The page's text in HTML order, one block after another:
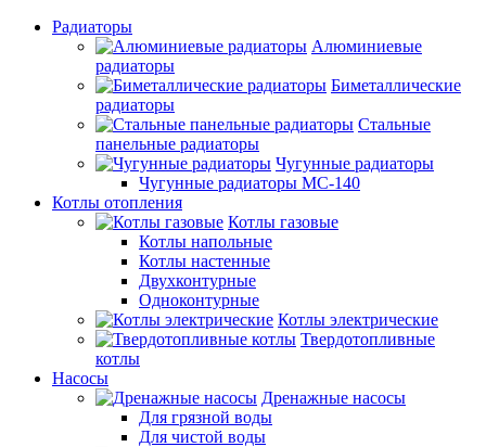
Радиаторы
Алюминиевые
радиаторы
Биметаллические
радиаторы
Стальные
панельные радиаторы
Чугунные радиаторы
Чугунные радиаторы МС-140
Котлы отопления
Котлы газовые
Котлы напольные
Котлы настенные
Двухконтурные
Одноконтурные
Котлы электрические
Твердотопливные
котлы
Насосы
Дренажные насосы
Для грязной воды
Для чистой воды